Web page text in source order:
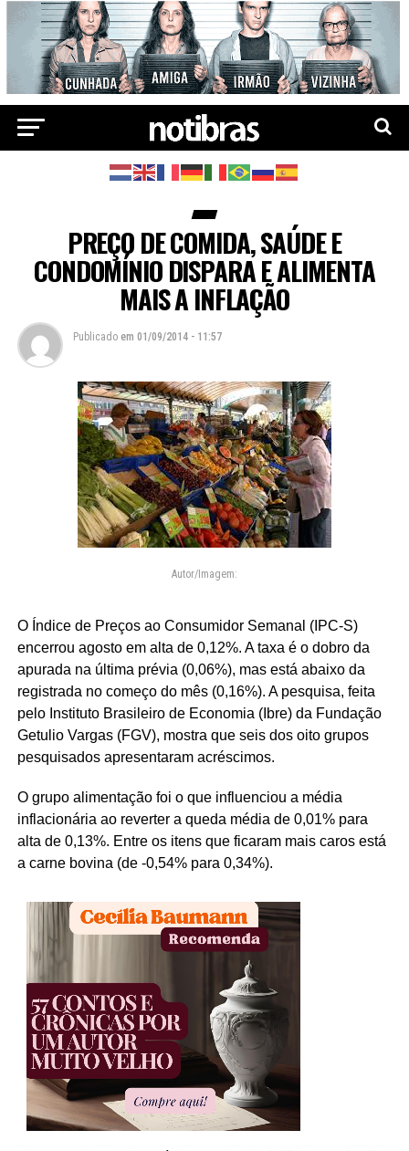
PREÇO DE COMIDA, SAÚDE E
CONDOMÍNIO DISPARA E ALIMENTA
MAIS A INFLAÇÃO
Publicado em 01/09/2014 - 11:57
Autor/Imagem:
O Índice de Preços ao Consumidor Semanal (IPC-S)
encerrou agosto em alta de 0,12%. A taxa é o dobro da
apurada na última prévia (0,06%), mas está abaixo da
registrada no começo do mês (0,16%). A pesquisa, feita
pelo Instituto Brasileiro de Economia (Ibre) da Fundação
Getulio Vargas (FGV), mostra que seis dos oito grupos
pesquisados apresentaram acréscimos.
O grupo alimentação foi o que influenciou a média
inflacionária ao reverter a queda média de 0,01% para
alta de 0,13%. Entre os itens que ficaram mais caros está
a carne bovina (de -0,54% para 0,34%).